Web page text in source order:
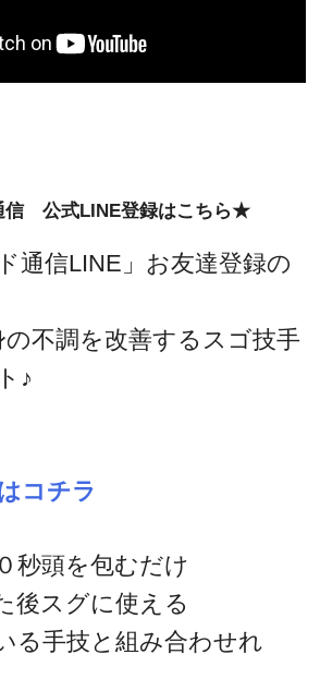
信 公式LINE登録はこちら★
通信LINE」お友達登録の
の不調を改善するスゴ技手
♪
コチラ
秒頭を包むだけ
後スグに使える
る手技と組み合わせれ